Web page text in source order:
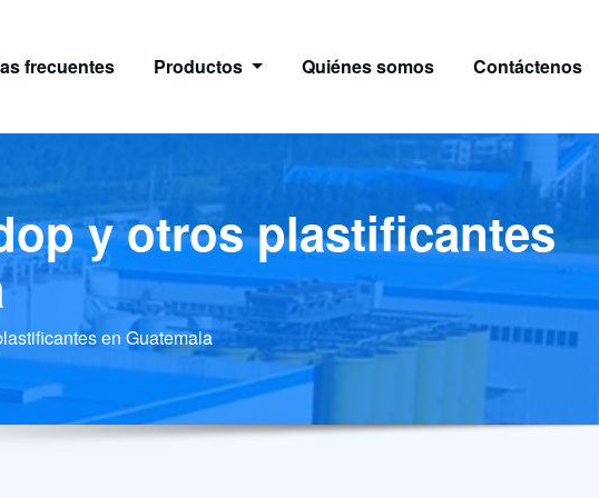
frecuentes Productos Quiénes somos Contáctenos
y otros plastificantes
en Guatemala